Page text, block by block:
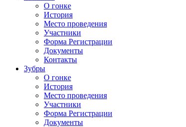
О гонке
История
Место проведения
Участники
Форма Регистрации
Документы
Контакты
Зубры
О гонке
История
Место проведения
Участники
Форма Регистрации
Документы